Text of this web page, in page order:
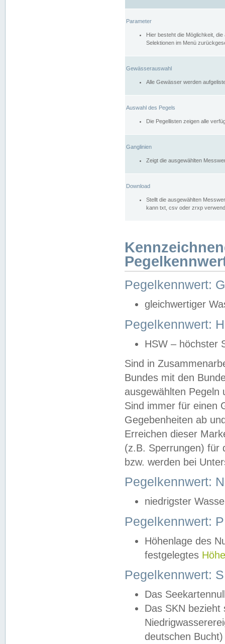
Parameter
Hier besteht die Möglichkeit,
Selektionen im Menü
Gewässerauswahl
Alle Gewässer werden
Auswahl des Pegels
Die Pegellisten zeigen alle
Ganglinien
Zeigt die ausgewählten
Download
Stellt die ausgewählten
kann txt, csv oder zrxp
Pegelkennwert:
gleichwertiger
Pegelkennwert:
HSW – höchster
Sind in
Bundes mit den
ausgewählten
Sind immer für einen
Gegebenheiten ab
Erreichen dieser
(z.B. Sperrungen) für
bzw. werden bei
Pegelkennwert:
niedrigster
Pegelkennwert:
Höhenlage des
festgelegtes
Pegelkennwert:
Das
Das SKN
deutschen